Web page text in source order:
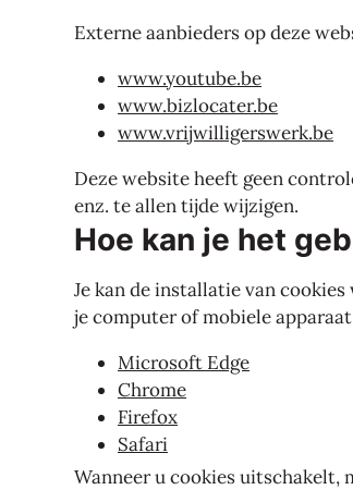
Externe aanbieders op deze
www.youtube.be
www.bizlocater.be
www.vrijwilligerswerk.be
Deze website heeft geen
enz. te allen tijde wijzigen.
Hoe kan je het
Je kan de installatie van
je computer of mobiele
Microsoft Edge
Chrome
Firefox
Safari
Wanneer u cookies uitschakelt,